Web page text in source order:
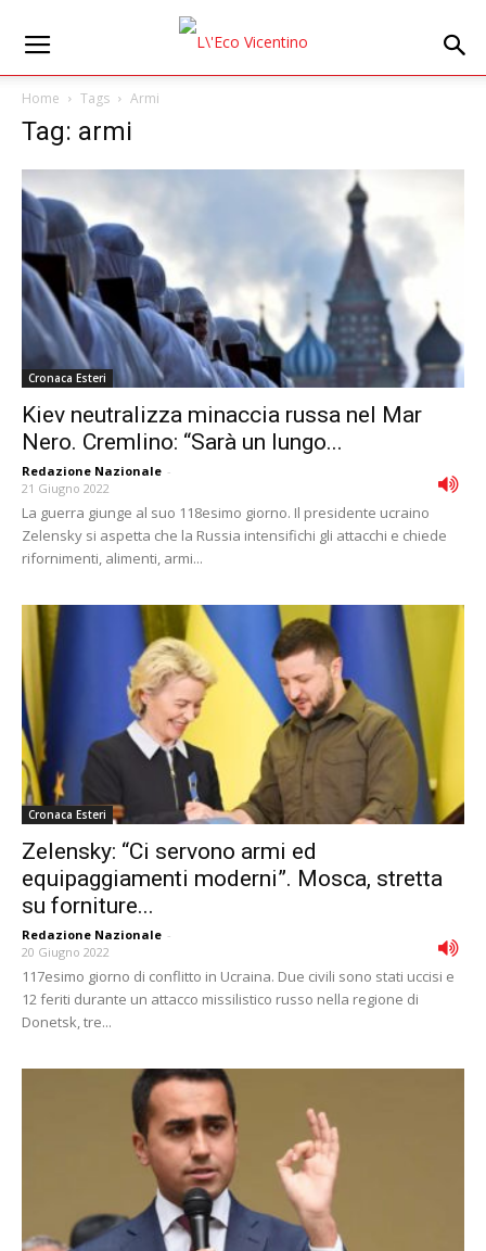
Home Tags Armi
Tag: armi
Cronaca Esteri
Kiev neutralizza minaccia russa nel Mar
Nero. Cremlino: “Sarà un lungo...
Redazione Nazionale -
21 Giugno 2022
La guerra giunge al suo 118esimo giorno. Il presidente ucraino
Zelensky si aspetta che la Russia intensifichi gli attacchi e chiede
rifornimenti, alimenti, armi...
Cronaca Esteri
Zelensky: “Ci servono armi ed
equipaggiamenti moderni”. Mosca, stretta
su forniture...
Redazione Nazionale -
20 Giugno 2022
117esimo giorno di conflitto in Ucraina. Due civili sono stati uccisi e
12 feriti durante un attacco missilistico russo nella regione di
Donetsk, tre...